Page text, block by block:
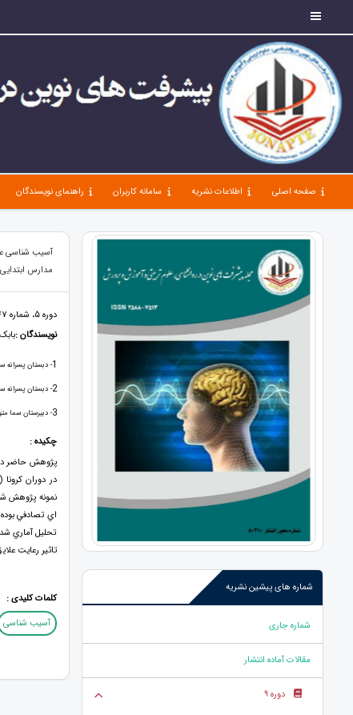
صفحه اصلی اطلاعات نشریه سامانه کاربران راهنمای نویسندگان
شماره های پیشین نشریه
شماره جاری
مقالات آماده انتشار
دوره 9
آسیب شناسی
مدارس
دوره 5، شماره 47، اردیبهشت 1401، صفحات 34 - 25
نویسندگان :
1- دبستان پسرانه
2- دبستان پسرانه
3- دبیرستان سما
چکیده :
پژوهش حاضر
در دوران
اي تصادفي
تحليل آماري
تاثير رعايت
کلمات کلیدی :
آسیب شناسی